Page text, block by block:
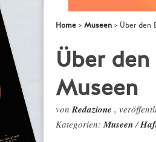
Home Museen Über den
Über
Museen
vonRedazione ,
Kategorien:Museen/